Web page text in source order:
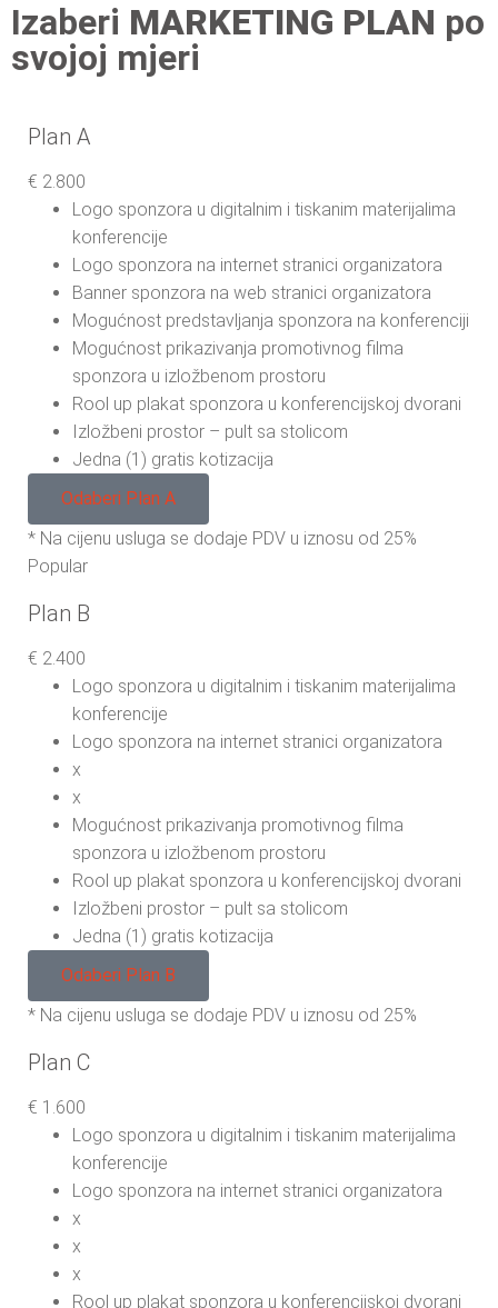
Izaberi MARKETING PLAN po
svojoj mjeri
Plan A
€ 2.800
Logo sponzora u digitalnim i tiskanim materijalima
konferencije
Logo sponzora na internet stranici organizatora
Banner sponzora na web stranici organizatora
Mogućnost predstavljanja sponzora na konferenciji
Mogućnost prikazivanja promotivnog filma
sponzora u izložbenom prostoru
Rool up plakat sponzora u konferencijskoj dvorani
Izložbeni prostor – pult sa stolicom
Jedna (1) gratis kotizacija
Odaberi Plan A
* Na cijenu usluga se dodaje PDV u iznosu od 25%
Popular
Plan B
€ 2.400
Logo sponzora u digitalnim i tiskanim materijalima
konferencije
Logo sponzora na internet stranici organizatora
x
x
Mogućnost prikazivanja promotivnog filma
sponzora u izložbenom prostoru
Rool up plakat sponzora u konferencijskoj dvorani
Izložbeni prostor – pult sa stolicom
Jedna (1) gratis kotizacija
Odaberi Plan B
* Na cijenu usluga se dodaje PDV u iznosu od 25%
Plan C
€ 1.600
Logo sponzora u digitalnim i tiskanim materijalima
konferencije
Logo sponzora na internet stranici organizatora
x
x
x
Rool up plakat sponzora u konferencijskoj dvorani